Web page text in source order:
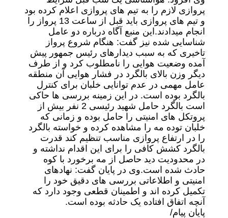
پروازی لازم را به تیم های پروازی اعلام کرده بود
و تیم های پروازی باید قبل از ساعت 13 پرواز را
انجام میدادند. این منبع آگاه درباره دو عامل
شناسایی شده نیز گفت: هنگام شروع پرواز
تاخیری که به سبب دیدارهای رئیس جمهور پیش
آمده وضعیت هوایی را نامطلوب کرد و از طرف
دیگر وزن بالای بالگرد در فشار هوایی آن منطقه
عامل مهمی در عدم توانایی خلبان برای کنترل
بالگرد بوده است. در این زمینه بررسی ها حاکی
است بالگرد حامل شهید رئیسی 2 نفر بیش از
پروتکل های امنیتی را حامل بوده و زمانی که
خلبان توده مه را مشاهده کرده و خواسته بالگرد
را در ارتفاع پروازی مناسب تنظیم کند قدرت
بالگرد کشش کافی را برای این اقدام نداشته و
در محدودیت دید حاصل از مه برخورد با کوه
حادث شده است.وی در پایان گفت: نهادهای
امنیتی و اطلاعاتی بررسی های دقیق خود را
تکمیل کرده اند و اطمینان قطعی وجود دارد که
آنچه اتفاق افتاده یک حادثه بوده است.
پایان پیام/